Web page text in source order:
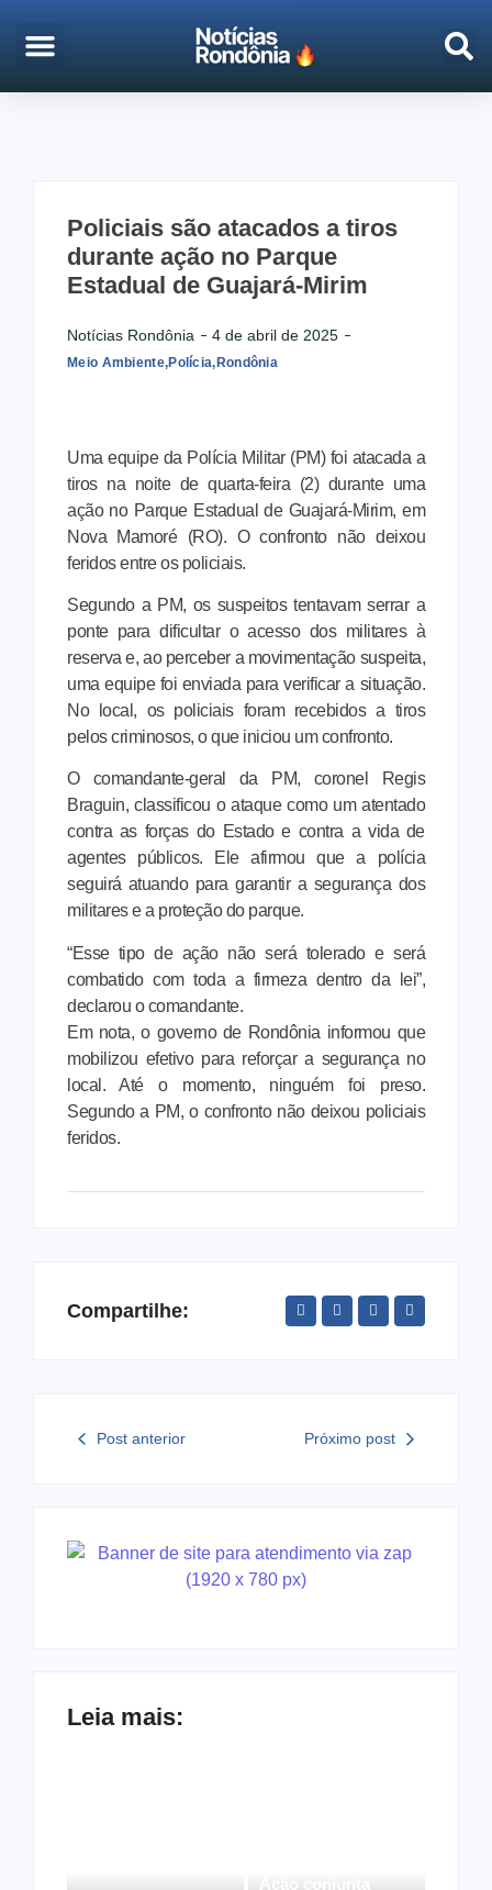
Policiais são atacados a tiros
durante ação no Parque
Estadual de Guajará-Mirim
Notícias Rondônia 4 de abril de 2025
Meio Ambiente,Polícia,Rondônia
Uma equipe da Polícia Militar (PM) foi atacada a
tiros na noite de quarta-feira (2) durante uma
ação no Parque Estadual de Guajará-Mirim, em
Nova Mamoré (RO). O confronto não deixou
feridos entre os policiais.
Segundo a PM, os suspeitos tentavam serrar a
ponte para dificultar o acesso dos militares à
reserva e, ao perceber a movimentação suspeita,
uma equipe foi enviada para verificar a situação.
No local, os policiais foram recebidos a tiros
pelos criminosos, o que iniciou um confronto.
O comandante-geral da PM, coronel Regis
Braguin, classificou o ataque como um atentado
contra as forças do Estado e contra a vida de
agentes públicos. Ele afirmou que a polícia
seguirá atuando para garantir a segurança dos
militares e a proteção do parque.
“Esse tipo de ação não será tolerado e será
combatido com toda a firmeza dentro da lei”,
declarou o comandante.
Em nota, o governo de Rondônia informou que
mobilizou efetivo para reforçar a segurança no
local. Até o momento, ninguém foi preso.
Segundo a PM, o confronto não deixou policiais
feridos.
Compartilhe:
Post anterior Próximo post
Leia mais: